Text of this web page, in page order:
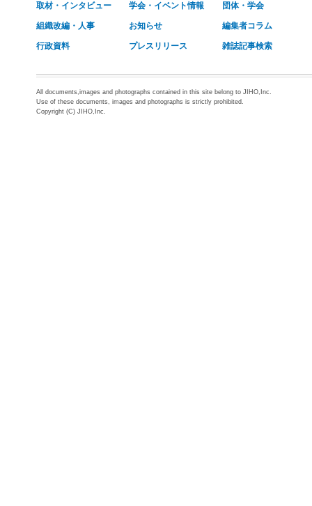
取材・インタビュー 学会・イベント情報 団体・学会
組織改編・人事 お知らせ 編集者コラム
行政資料 プレスリリース 雑誌記事検索
All documents,images and photographs contained in this site belong to JIHO,Inc.
Use of these documents, images and photographs is strictly prohibited.
Copyright (C) JIHO,Inc.